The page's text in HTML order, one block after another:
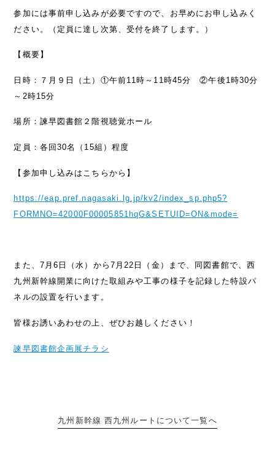
参加には事前申し込みが必要ですので、お早めにお申し込みく
ださい。（定員に達し次第、受付を終了します。）
【概要】
日時：７月９日（土）①午前11時～11時45分 ②午後1時30分
～2時15分
場所：諫早図書館２階視聴覚ホール
定員：各回30名（15組）程度
【参加申し込みはこちらから】
https://eap.pref.nagasaki.lg.jp/kv2/index_sp.php5?
FORMNO=42000F00005851hqG&SETUID=ON&mode=
また、7月6日（水）から7月22日（金）まで、同図書館で、西
九州新幹線開業に向けた取組みや工事の様子を記録した特設パ
ネルの設置を行います。
皆様お誘いあわせの上、ぜひお越しください！
諫早図書館企画展チラシ
九州新幹線 西九州ルートについて一覧へ